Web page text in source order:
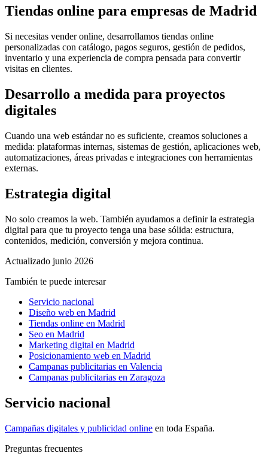
Tiendas online para empresas de Madrid
Si necesitas vender online, desarrollamos tiendas online
personalizadas con catálogo, pagos seguros, gestión de pedidos,
inventario y una experiencia de compra pensada para convertir
visitas en clientes.
Desarrollo a medida para proyectos
digitales
Cuando una web estándar no es suficiente, creamos soluciones a
medida: plataformas internas, sistemas de gestión, aplicaciones web,
automatizaciones, áreas privadas e integraciones con herramientas
externas.
Estrategia digital
No solo creamos la web. También ayudamos a definir la estrategia
digital para que tu proyecto tenga una base sólida: estructura,
contenidos, medición, conversión y mejora continua.
Actualizado junio 2026
También te puede interesar
Servicio nacional
Diseño web en Madrid
Tiendas online en Madrid
Seo en Madrid
Marketing digital en Madrid
Posicionamiento web en Madrid
Campanas publicitarias en Valencia
Campanas publicitarias en Zaragoza
Servicio nacional
Campañas digitales y publicidad online en toda España.
Preguntas frecuentes